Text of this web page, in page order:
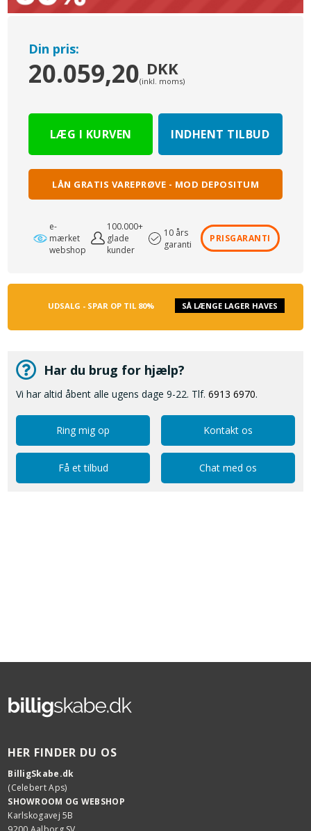
Din pris:
20.059,20 DKK
(inkl. moms)
INDHENT TILBUD
LÅN GRATIS VAREPRØVE - MOD DEPOSITUM
e-
mærket
webshop
100.000+
glade
kunder
10 års
garanti
PRISGARANTI
UDSALG - SPAR OP TIL 80% SÅ LÆNGE LAGER HAVES
Har du brug for hjælp?
Vi har altid åbent alle ugens dage 9-22. Tlf.6913 6970.
Ring mig op Kontakt os
Få et tilbud Chat med os
HER FINDER DU OS
BilligSkabe.dk
(Celebert Aps)
SHOWROOM OG WEBSHOP
Karlskogavej 5B